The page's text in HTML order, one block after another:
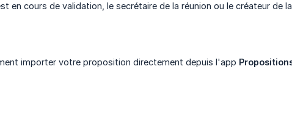
en cours de validation, le secrétaire de la réunion ou le créateur de
importer votre proposition directement depuis l'app